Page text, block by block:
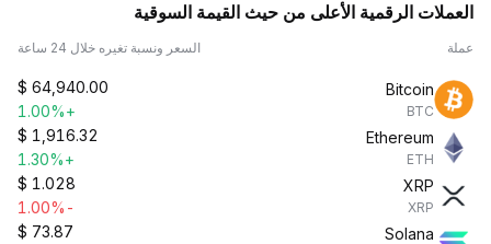
العملات الرقمية الأعلى من حيث القيمة السوقية
عملة السعر ونسبة تغيره خلال 24 ساعة
Bitcoin
BTC
$ 64,940.00
+1.00%
Ethereum
ETH
$ 1,916.32
+1.30%
XRP
XRP
$ 1.028
-1.00%
Solana
$ 73.87